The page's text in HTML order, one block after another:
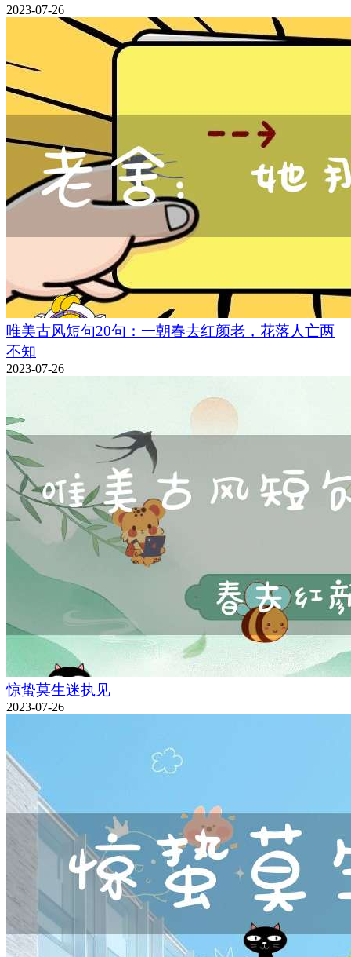
2023-07-26
唯美古风短句20句：一朝春去红颜老，花落人亡两
不知
2023-07-26
惊蛰莫生迷执见
2023-07-26